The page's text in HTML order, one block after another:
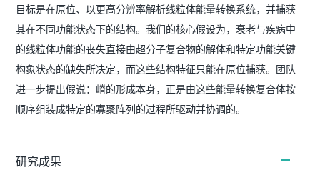
目标是在原位、以更高分辨率解析线粒体能量转换系统，并捕获
其在不同功能状态下的结构。我们的核心假设为，衰老与疾病中
的线粒体功能的丧失直接由超分子复合物的解体和特定功能关键
构象状态的缺失所决定，而这些结构特征只能在原位捕获。团队
进一步提出假说：嵴的形成本身，正是由这些能量转换复合体按
顺序组装成特定的寡聚阵列的过程所驱动并协调的。
研究成果